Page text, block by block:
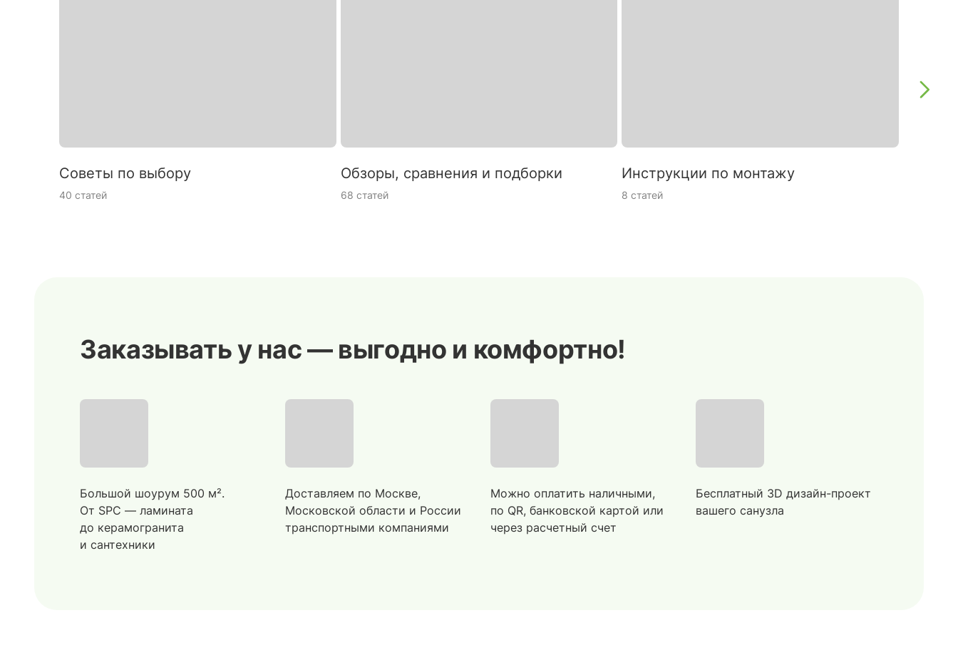
Советы по выбору
40 статей
Обзоры, сравнения и подборки
68 статей
Инструкции по монтажу
8 статей
Заказывать у нас — выгодно и комфортно!
Большой шоурум 500 м².
От SPC — ламината
до керамогранита
и сантехники
Доставляем по Москве,
Московской области и России
транспортными компаниями
Можно оплатить наличными,
по QR, банковской картой или
через расчетный счет
Бесплатный 3D дизайн-проект
вашего санузла